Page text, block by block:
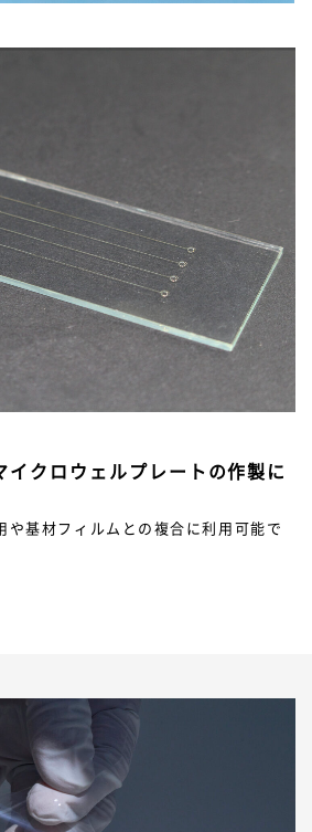
イクロウェルプレートの作製に
や基材フィルムとの複合に利用可能で